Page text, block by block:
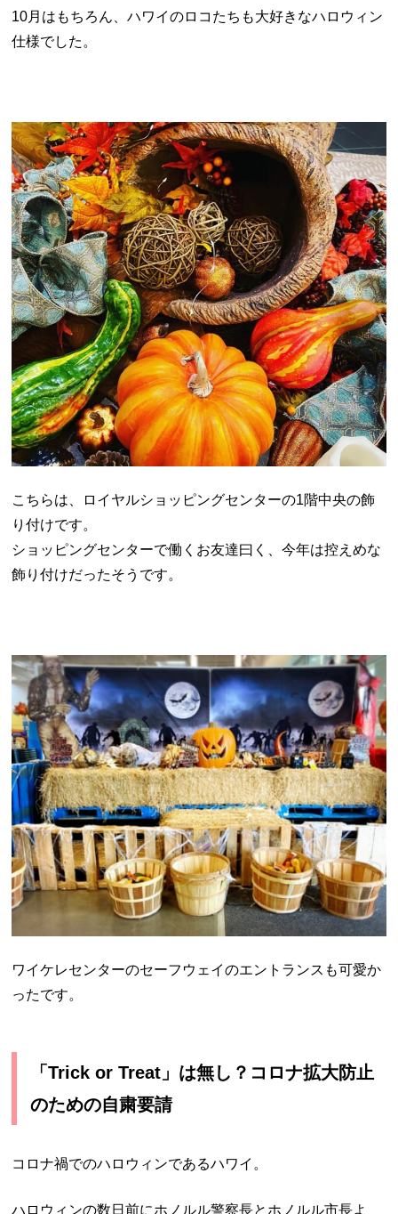
10月はもちろん、ハワイのロコたちも大好きなハロウィン
仕様でした。
こちらは、ロイヤルショッピングセンターの1階中央の飾
り付けです。
ショッピングセンターで働くお友達曰く、今年は控えめな
飾り付けだったそうです。
ワイケレセンターのセーフウェイのエントランスも可愛か
ったです。
「Trick or Treat」は無し？コロナ拡大防止
のための自粛要請
コロナ禍でのハロウィンであるハワイ。
ハロウィンの数日前にホノルル警察長とホノルル市長よ